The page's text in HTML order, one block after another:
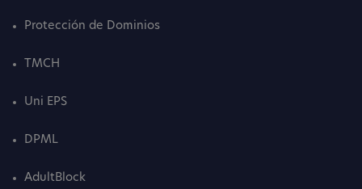
Protección de Dominios
TMCH
Uni EPS
DPML
AdultBlock